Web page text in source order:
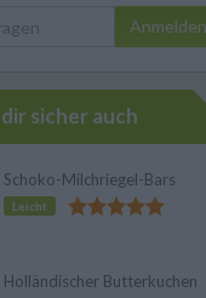
Anmelden
sicher auch
Schoko-Milchriegel-Bars
Leicht
Holländischer Butterkuchen